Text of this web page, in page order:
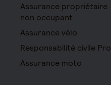
Assurance propriétaire
non occupant
Assurance vélo
Responsabilité civile Pro
Assurance moto